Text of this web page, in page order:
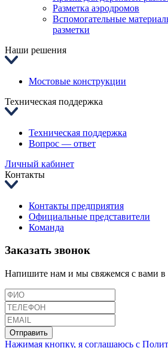
Разметка аэродромов
Вспомогательные
разметки
Наши решения
Мостовые конструкции
Техническая поддержка
Техническая поддержка
Вопрос — ответ
Личный кабинет
Контакты
Контакты предприятия
Официальные представители
Команда
Заказать звонок
Напишите нам и мы свяжемся с вами в
Отправить
Нажимая кнопку, я соглашаюсь с